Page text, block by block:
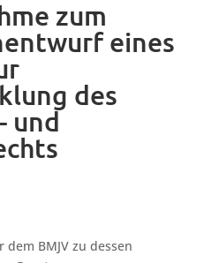
zum
eines
des
und
dem BMJV zu dessen